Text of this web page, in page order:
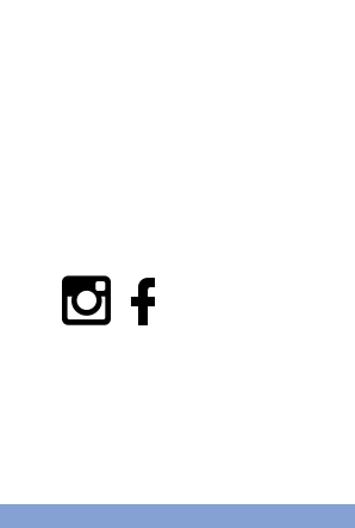

 
